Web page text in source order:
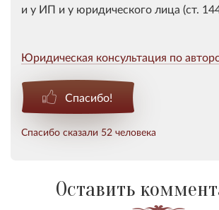
и у ИП и у юридического лица (ст.
Юридическая консультация по
Спасибо!
Спасибо сказали 52 человека
Оставить